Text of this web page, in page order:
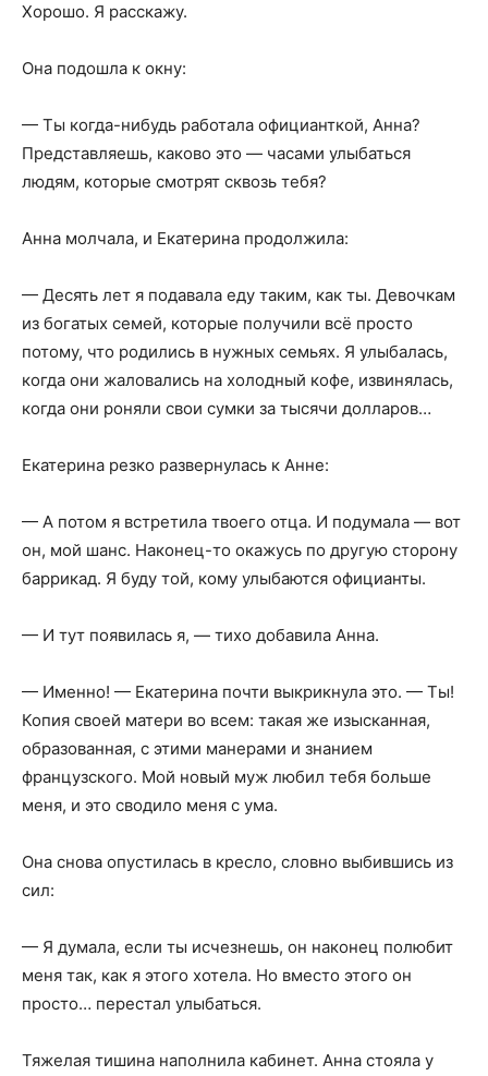
Хорошо. Я расскажу.
Она подошла к окну:
— Ты когда-нибудь работала официанткой, Анна?
Представляешь, каково это — часами улыбаться
людям, которые смотрят сквозь тебя?
Анна молчала, и Екатерина продолжила:
— Десять лет я подавала еду таким, как ты. Девочкам
из богатых семей, которые получили всё просто
потому, что родились в нужных семьях. Я улыбалась,
когда они жаловались на холодный кофе, извинялась,
когда они роняли свои сумки за тысячи долларов…
Екатерина резко развернулась к Анне:
— А потом я встретила твоего отца. И подумала — вот
он, мой шанс. Наконец-то окажусь по другую сторону
баррикад. Я буду той, кому улыбаются официанты.
— И тут появилась я, — тихо добавила Анна.
— Именно! — Екатерина почти выкрикнула это. — Ты!
Копия своей матери во всем: такая же изысканная,
образованная, с этими манерами и знанием
французского. Мой новый муж любил тебя больше
меня, и это сводило меня с ума.
Она снова опустилась в кресло, словно выбившись из
сил:
— Я думала, если ты исчезнешь, он наконец полюбит
меня так, как я этого хотела. Но вместо этого он
просто… перестал улыбаться.
Тяжелая тишина наполнила кабинет. Анна стояла у